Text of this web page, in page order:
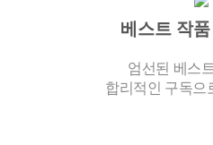
베스트 작
엄선된 베스
합리적인 구독으